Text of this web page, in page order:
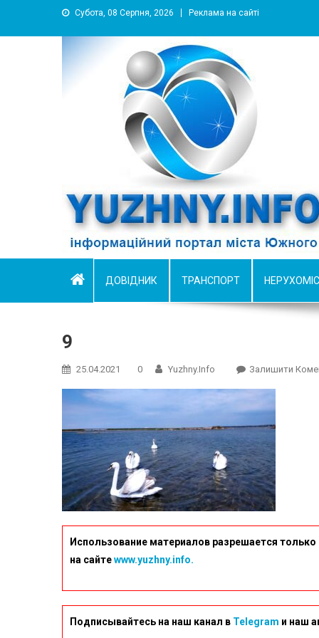
Субота, 08 Серпня, 2026 Реклама на сайті
YUZHNY.INFO
информационный портал города Южный
ДОВІДНИК ТРАНСПОРТ
9
25.04.2021 0 Yuzhny.info Залишити
Использование материалов разрешается
на сайтеwww.yuzhny.info.
Подписывайтесь на наш канал в Telegram и наш